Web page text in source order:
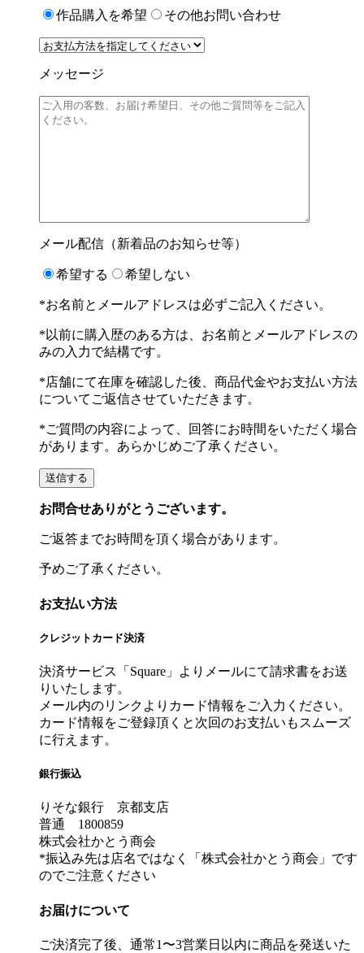
作品購入を希望 その他お問い合わせ
メッセージ
メール配信（新着品のお知らせ等）
希望する 希望しない
*お名前とメールアドレスは必ずご記入ください。
*以前に購入歴のある方は、お名前とメールアドレスの
みの入力で結構です。
*店舗にて在庫を確認した後、商品代金やお支払い方法
についてご返信させていただきます。
*ご質問の内容によって、回答にお時間をいただく場合
があります。あらかじめご了承ください。
お問合せありがとうございます。
ご返答までお時間を頂く場合があります。
予めご了承ください。
お支払い方法
クレジットカード決済
決済サービス「Square」よりメールにて請求書をお送
りいたします。
メール内のリンクよりカード情報をご入力ください。
カード情報をご登録頂くと次回のお支払いもスムーズ
に行えます。
銀行振込
りそな銀行 京都支店
普通 1800859
株式会社かとう商会
*振込み先は店名ではなく「株式会社かとう商会」です
のでご注意ください
お届けについて
ご決済完了後、通常1〜3営業日以内に商品を発送いた